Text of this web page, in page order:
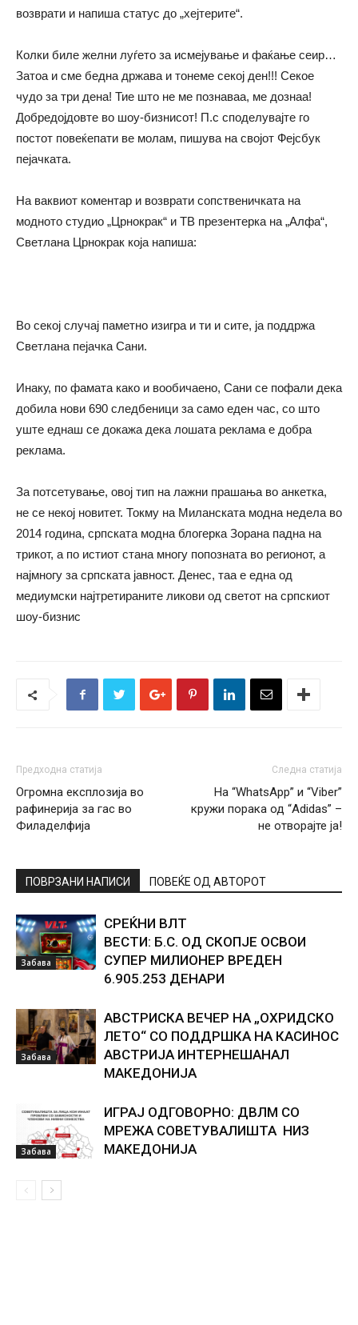
возврати и напиша статус до „хејтерите“.
Колки биле желни луѓето за исмејување и фаќање сеир…
Затоа и сме бедна држава и тонеме секој ден!!! Секое
чудо за три дена! Тие што не ме познаваа, ме дознаа!
Добредојдовте во шоу-бизнисот! П.с споделувајте го
постот повеќепати ве молам, пишува на својот Фејсбук
пејачката.
На ваквиот коментар и возврати сопственичката на
модното студио „Црнокрак“ и ТВ презентерка на „Алфа“,
Светлана Црнокрак која напиша:
Во секој случај паметно изигра и ти и сите, ја поддржа
Светлана пејачка Сани.
Инаку, по фамата како и вообичаено, Сани се пофали дека
добила нови 690 следбеници за само еден час, со што
уште еднаш се докажа дека лошата реклама е добра
реклама.
За потсетување, овој тип на лажни прашања во анкетка,
не се некој новитет. Токму на Миланската модна недела во
2014 година, српската модна блогерка Зорана падна на
трикот, а по истиот стана многу попозната во регионот, а
најмногу за српската јавност. Денес, таа е една од
медиумски најтретираните ликови од светот на српскиот
шоу-бизнис
Предходна статија
Огромна експлозија во
рафинерија за гас во
Филаделфија
Следна статија
На “WhatsApp” и “Viber”
кружи порака од “Adidas” –
не отворајте ја!
ПОВРЗАНИ НАПИСИ ПОВЕЌЕ ОД АВТОРОТ
Забава
СРЕЌНИ ВЛТ
ВЕСТИ: Б.С. ОД СКОПЈЕ ОСВОИ
СУПЕР МИЛИОНЕР ВРЕДЕН
6.905.253 ДЕНАРИ
Забава
АВСТРИСКА ВЕЧЕР НА „ОХРИДСКО
ЛЕТО“ СО ПОДДРШКА НА КАСИНОС
АВСТРИЈА ИНТЕРНЕШАНАЛ
МАКЕДОНИЈА
Забава
ИГРАЈ ОДГОВОРНО: ДВЛМ СО
МРЕЖА СОВЕТУВАЛИШТА НИЗ
МАКЕДОНИЈА